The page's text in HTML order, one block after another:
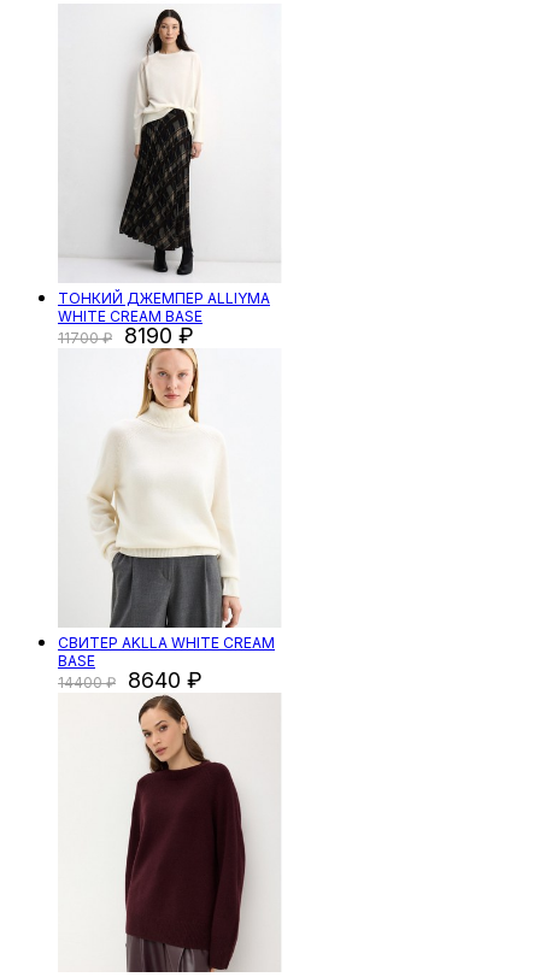
ТОНКИЙ ДЖЕМПЕР ALLIYMA
WHITE CREAM BASE
11700
8190
СВИТЕР AKLLA WHITE CREAM
BASE
14400
8640